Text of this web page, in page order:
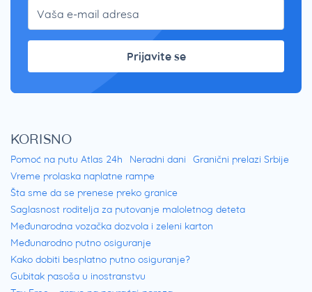
Prijavite se
KORISNO
Pomoć na putu Atlas 24h Neradni dani
Granični prelazi Srbije
Vreme prolaska naplatne rampe
Šta sme da se prenese preko granice
Saglasnost roditelja za putovanje maloletnog deteta
Međunarodna vozačka dozvola i zeleni karton
Međunarodno putno osiguranje
Kako dobiti besplatno putno osiguranje?
Gubitak pasoša u inostranstvu